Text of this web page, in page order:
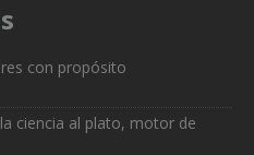
con propósito
ciencia al plato, motor de